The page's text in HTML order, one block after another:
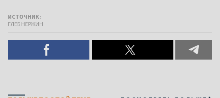
ИСТОЧНИК:
ГЛЕБ НЕРЖИН